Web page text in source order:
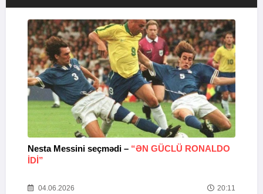
Nesta Messini seçmədi – “ƏN GÜCLÜ RONALDO
IDI”
04.06.2026 20:11